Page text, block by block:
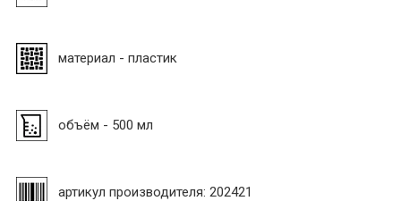
материал - пластик
объём - 500 мл
артикул производителя: 202421